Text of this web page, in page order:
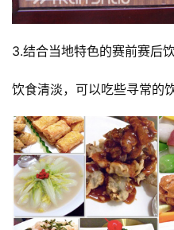
3.结合当地特色的赛前赛后
饮食清淡，可以吃些寻常的